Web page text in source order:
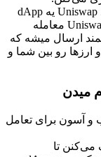
مثال: یه صرافی غیرمتمرکز (DEX) مثل Uniswap یه dApp
هست. وقتی شما یه ارز دیجیتال رو در Uniswap معامله
ارسال میشه که
ارزها رو بین شما و
و آسون برای تعامل
می‌کنن تا